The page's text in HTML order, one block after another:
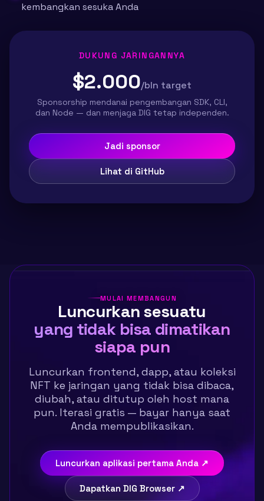
kembangkan sesuka Anda
DUKUNG JARINGANNYA
$2.000/bln target
Sponsorship mendanai pengembangan SDK, CLI,
dan Node — dan menjaga DIG tetap independen.
Jadi sponsor
Lihat di GitHub
MULAI MEMBANGUN
Luncurkan sesuatu
yang tidak bisa dimatikan
siapa pun
Luncurkan frontend, dapp, atau koleksi
NFT ke jaringan yang tidak bisa dibaca,
diubah, atau ditutup oleh host mana
pun. Iterasi gratis — bayar hanya saat
Anda mempublikasikan.
Luncurkan aplikasi pertama Anda ↗
Dapatkan DIG Browser ↗